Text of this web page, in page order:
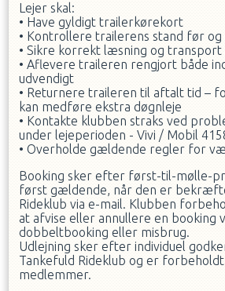
Lejer skal:
• Have gyldigt trailerkørekort
• Kontrollere trailerens stand før
• Sikre korrekt læsning og transport
• Aflevere traileren rengjort både
udvendigt
• Returnere traileren til aftalt tid –
kan medføre ekstra døgnleje
• Kontakte klubben straks ved
under lejeperioden - Vivi / Mobil
• Overholde gældende regler for
Booking sker efter først-til-mølle-
først gældende, når den er
Rideklub via e-mail. Klubben
at afvise eller annullere en booking
dobbeltbooking eller misbrug.
Udlejning sker efter individuel
Tankefuld Rideklub og er
medlemmer.